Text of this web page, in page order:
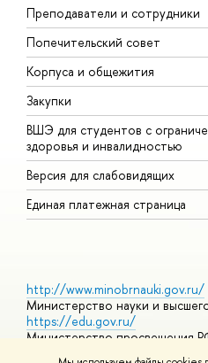
Преподаватели и сотрудники
Попечительский совет
Корпуса и общежития
Закупки
ВШЭ для студентов с
здоровья и инвалидностью
Версия для слабовидящих
Единая платежная страница
http://www.minobrnauki.gov.ru/
Министерство науки и
https://edu.gov.ru/
Министерство просвещения
https://elearning.hse.ru/mooc